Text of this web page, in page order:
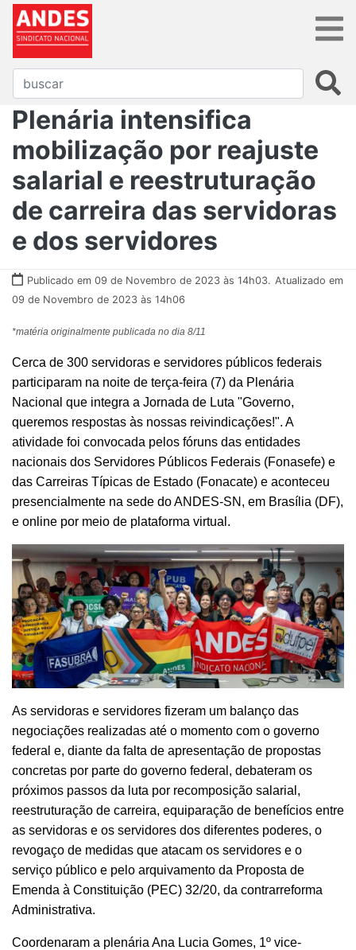
Plenária intensifica
mobilização por reajuste
salarial e reestruturação
de carreira das servidoras
e dos servidores
Publicado em 09 de Novembro de 2023 às 14h03. Atualizado em
09 de Novembro de 2023 às 14h06
*matéria originalmente publicada no dia 8/11
Cerca de 300 servidoras e servidores públicos federais
participaram na noite de terça-feira (7) da Plenária
Nacional que integra a Jornada de Luta "Governo,
queremos respostas às nossas reivindicações!". A
atividade foi convocada pelos fóruns das entidades
nacionais dos Servidores Públicos Federais (Fonasefe) e
das Carreiras Típicas de Estado (Fonacate) e aconteceu
presencialmente na sede do ANDES-SN, em Brasília (DF),
e online por meio de plataforma virtual.
As servidoras e servidores fizeram um balanço das
negociações realizadas até o momento com o governo
federal e, diante da falta de apresentação de propostas
concretas por parte do governo federal, debateram os
próximos passos da luta por recomposição salarial,
reestruturação de carreira, equiparação de benefícios entre
as servidoras e os servidores dos diferentes poderes, o
revogaço de medidas que atacam os servidores e o
serviço público e pelo arquivamento da Proposta de
Emenda à Constituição (PEC) 32/20, da contrarreforma
Administrativa.
Coordenaram a plenária Ana Lucia Gomes, 1º vice-